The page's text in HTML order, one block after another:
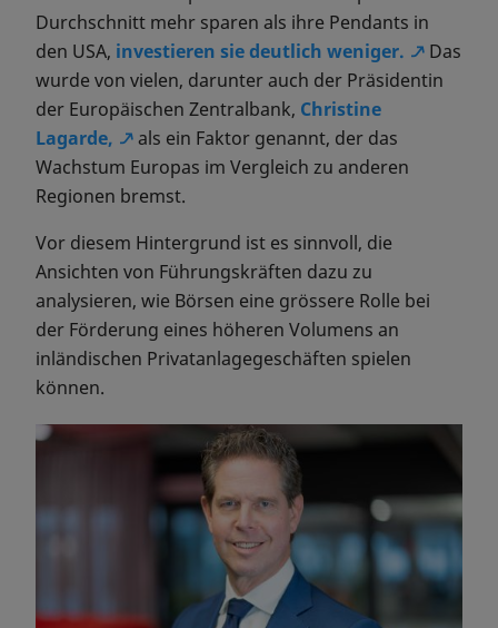
Durchschnitt mehr sparen als ihre Pendants in
den USA, investieren sie deutlich weniger.
Das
wurde von vielen, darunter auch der Präsidentin
der Europäischen Zentralbank, Christine
Lagarde,
als ein Faktor genannt, der das
Wachstum Europas im Vergleich zu anderen
Regionen bremst.
Vor diesem Hintergrund ist es sinnvoll, die
Ansichten von Führungskräften dazu zu
analysieren, wie Börsen eine grössere Rolle bei
der Förderung eines höheren Volumens an
inländischen Privatanlagegeschäften spielen
können.